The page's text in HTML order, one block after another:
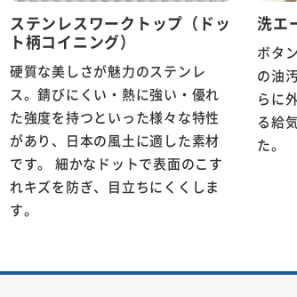
ステンレスワークトップ（ドッ
ト柄コイニング）
硬質な美しさが魅力のステンレ
ス。錆びにくい・熱に強い・優れ
た強度を持つといった様々な特性
があり、日本の風土に適した素材
です。 細かなドットで表面のこす
れキズを防ぎ、目立ちにくくしま
す。
洗エ
ボタ
の油
らに
る給
た。